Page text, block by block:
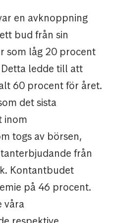
en avknoppning
bud från sin
som låg 20 procent
ledde till att
60 procent för året.
det sista
inom
togs av börsen,
från
Kontantbudet
på 46 procent.
våra